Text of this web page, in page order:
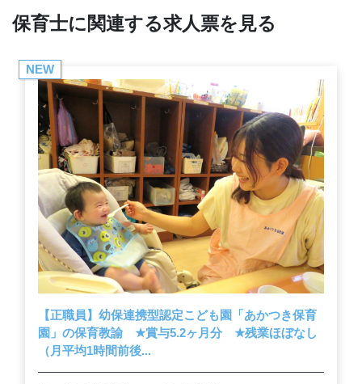
保育士に関連する求人票を見る
NEW
【正職員】幼保連携型認定こども園「あかつき保育
園」の保育教諭 ★賞与5.2ヶ月分 ★残業ほぼなし
（月平均1時間前後...